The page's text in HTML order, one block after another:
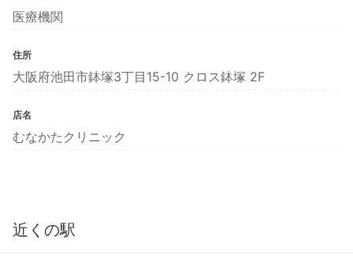
医療機関
住所
大阪府池田市鉢塚3丁目15-10 クロス鉢塚 2F
店名
むなかたクリニック
近くの駅